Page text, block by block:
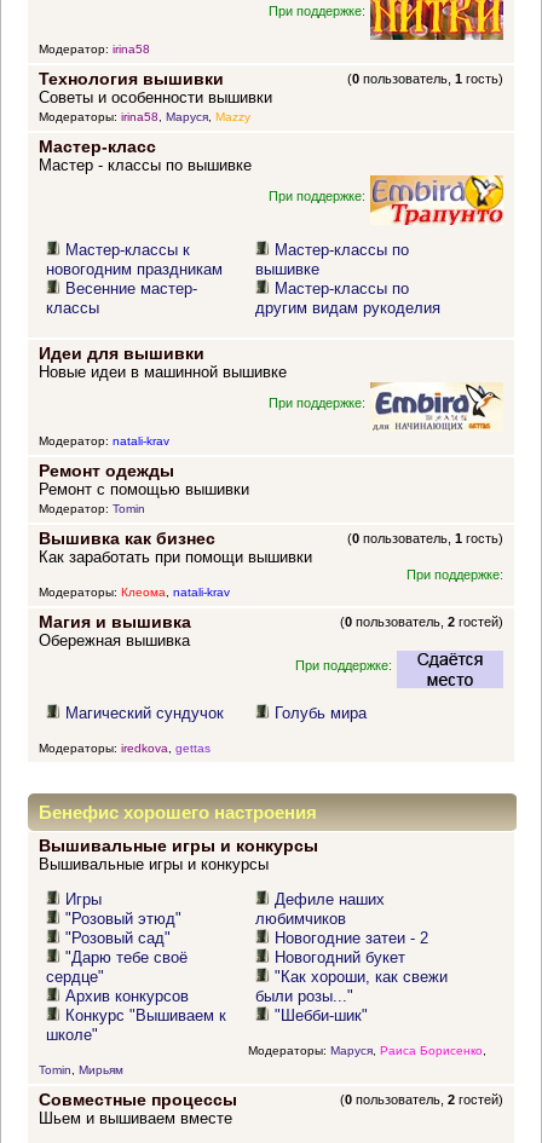
При поддержке:
Модератор: irina58
Технология вышивки (0 пользователь,1 гость)
Советы и особенности вышивки
Модераторы: irina58, Маруся, Mazzy
Мастер-класс
Мастер - классы по вышивке
При поддержке:
Мастер-классы к
новогодним праздникам
Весенние мастер-
классы
Мастер-классы по
вышивке
Мастер-классы по
другим видам рукоделия
Идеи для вышивки
Новые идеи в машинной вышивке
При поддержке:
Модератор: natali-krav
Ремонт одежды
Ремонт с помощью вышивки
Модератор: Tomin
Вышивка как бизнес (0 пользователь,1 гость)
Как заработать при помощи вышивки
При поддержке:
Модераторы: Клеома, natali-krav
Магия и вышивка (0 пользователь,2 гостей)
Обережная вышивка
При поддержке:
Магический сундучок Голубь мира
Модераторы: iredkova gettas
Бенефис хорошего настроения
Вышивальные игры и конкурсы
Вышивальные игры и конкурсы
Игры
"Розовый этюд"
"Розовый сад"
"Дарю тебе своё
сердце"
Архив конкурсов
Конкурс "Вышиваем к
школе"
Дефиле наших
любимчиков
Новогодние затеи - 2
Новогодний букет
"Как хороши, как свежи
были розы..."
"Шебби-шик"
Модераторы: Маруся, Раиса Борисенко,
Tomin
Мирьям
Совместные процессы (0 пользователь,2 гостей)
Шьем и вышиваем вместе